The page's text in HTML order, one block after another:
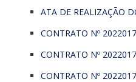
ATA DE REALIZAÇÃO
CONTRATO Nº
CONTRATO Nº
CONTRATO Nº